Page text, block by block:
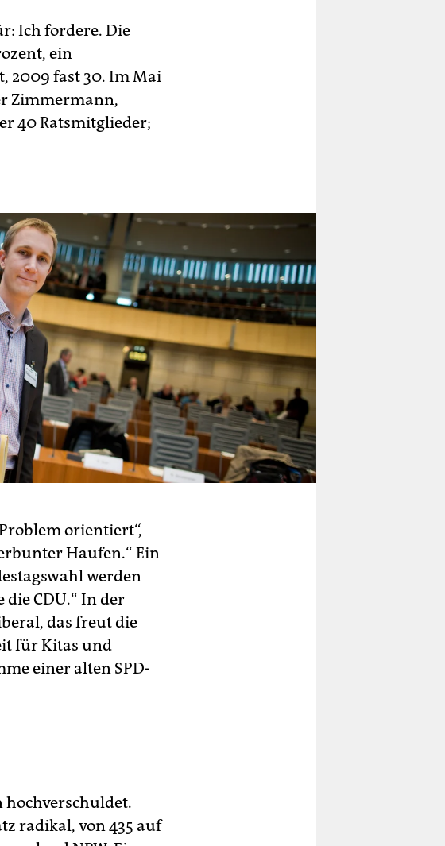
Ich fordere. Die
ein
2009 fast 30. Im Mai
Zimmermann,
40 Ratsmitglieder;
orientiert“,
Haufen.“ Ein
werden
CDU.“ In der
das freut die
für Kitas und
einer alten SPD-
hochverschuldet.
radikal, von 435 auf